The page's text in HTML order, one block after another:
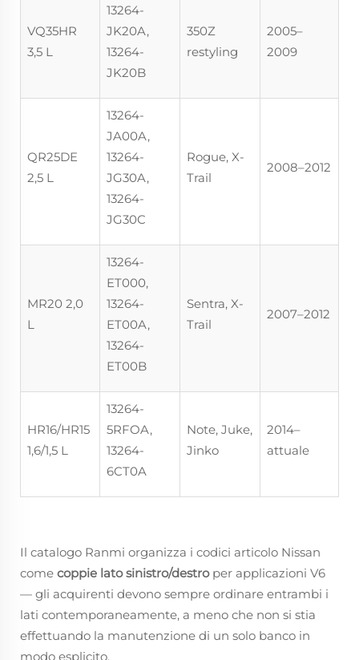
VQ35HR
3,5 L
13264-
JK20A,
13264-
JK20B
350Z
restyling
2005–
2009
QR25DE
2,5 L
13264-
JA00A,
13264-
JG30A,
13264-
JG30C
Rogue, X-
Trail
2008–2012
MR20 2,0
L
13264-
ET000,
13264-
ET00A,
13264-
ET00B
Sentra, X-
Trail
2007–2012
HR16/HR15
1,6/1,5 L
13264-
5RFOA,
13264-
6CT0A
Note, Juke,
Jinko
2014–
attuale
Il catalogo Ranmi organizza i codici articolo Nissan
come coppie lato sinistro/destro per applicazioni V6
— gli acquirenti devono sempre ordinare entrambi i
lati contemporaneamente, a meno che non si stia
effettuando la manutenzione di un solo banco in
modo esplicito.